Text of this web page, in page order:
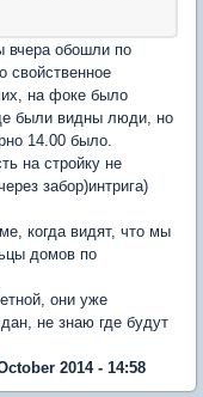
вчера обошли по
свойственное
на фоке было
были видны люди, но
14.00 было.
на стройку не
забор)интрига)
когда видят, что мы
домов по
они уже
не знаю где будут
2014 - 14:58